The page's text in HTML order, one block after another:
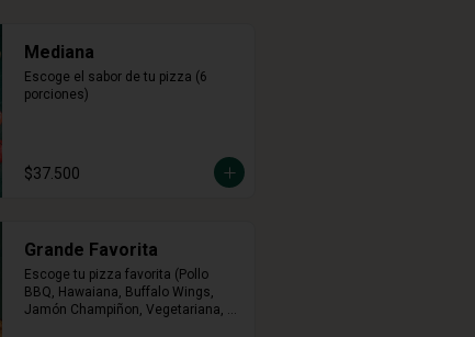
Mediana
Escoge el sabor de tu pizza (6
porciones)
$37.500
Grande Favorita
Escoge tu pizza favorita (Pollo
BBQ, Hawaiana, Buffalo Wings,
Jamón Champiñon, Vegetariana,